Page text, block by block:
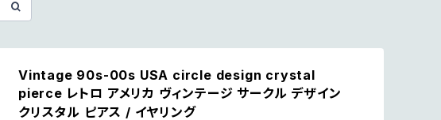
Vintage 90s-00s USA circle design crystal
pierce レトロ アメリカ ヴィンテージ サークル デザイン
クリスタル ピアス / イヤリング